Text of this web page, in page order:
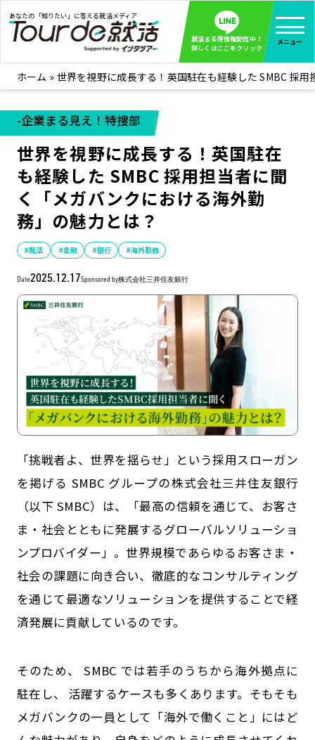
あなたの「知りたい」に答える就活メディア
就活まる得情報配信中！
詳しくはここをクリック
メニュー
就活ノウハウ 全て見る
企業まる見え！特捜部
みんなが知らない企業の裏側を徹底調査！
インタツアー活動レポ 全て見る
インタツアーを使ってどうだった？OBOG成功談
社会人インタビュー 全て見る
社会人になった今、就活を振り返ってみた
学生就活ブログ
学生ライターが教える、今就活でやるべきこと
企業・業界研究はインタツアー
記事一覧
インタツアー活用法
LINE登録
サイトマップ
運営会社
お問い合わせ
プライバシーポリシー
ホーム » 世界を視野に成長する！英国駐在も経験した SMBC 採
-企業まる見え！特捜部
世界を視野に成長する！英国駐在
も経験した SMBC 採用担当者に聞
く「メガバンクにおける海外勤
務」の魅力とは？
#就活 #金融 #銀行 #海外勤務
Date2025.12.17Sponsored by株式会社三井住友銀行
「挑戦者よ、世界を揺らせ」という採用スローガン
を掲げる SMBC グループの株式会社三井住友銀行
（以下 SMBC）は、「最高の信頼を通じて、お客さ
ま・社会とともに発展するグローバルソリューショ
ンプロバイダー」。世界規模であらゆるお客さま・
社会の課題に向き合い、徹底的なコンサルティング
を通じて最適なソリューションを提供することで経
済発展に貢献しているのです。
そのため、 SMBC では若手のうちから海外拠点に
駐在し、 活躍するケースも多くあります。そもそも
メガバンクの一員として「海外で働くこと」にはど